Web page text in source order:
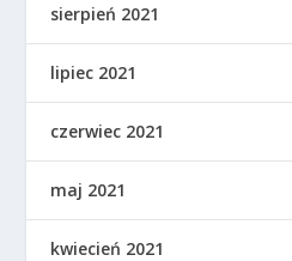
sierpień 2021
lipiec 2021
czerwiec 2021
maj 2021
kwiecień 2021